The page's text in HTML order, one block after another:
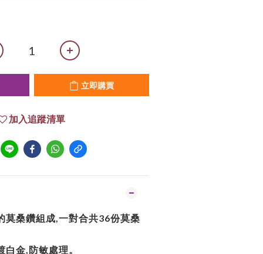
立即購買
加入追蹤清單
莫桑鑽組成,一對合共36份莫桑
金,防敏處理。